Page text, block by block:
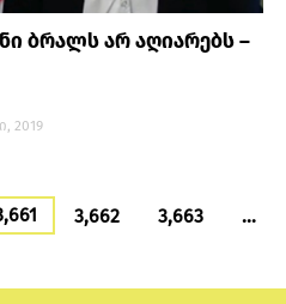
ბრალს არ აღიარებს –
2019
3,662 3,663 …